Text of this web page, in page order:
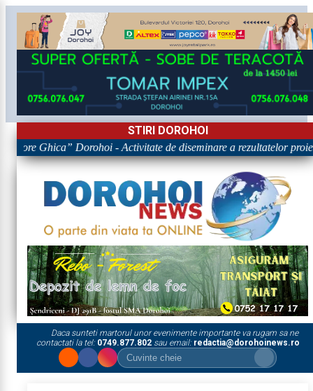
STIRI DOROHOI
Ghica” Dorohoi - Activitate de diseminare a rezultatelor
Daca sunteti martorul unor evenimente importante va rugam sa ne
contactati la tel: 0749.877.802sau email: redactia@dorohoinews.ro